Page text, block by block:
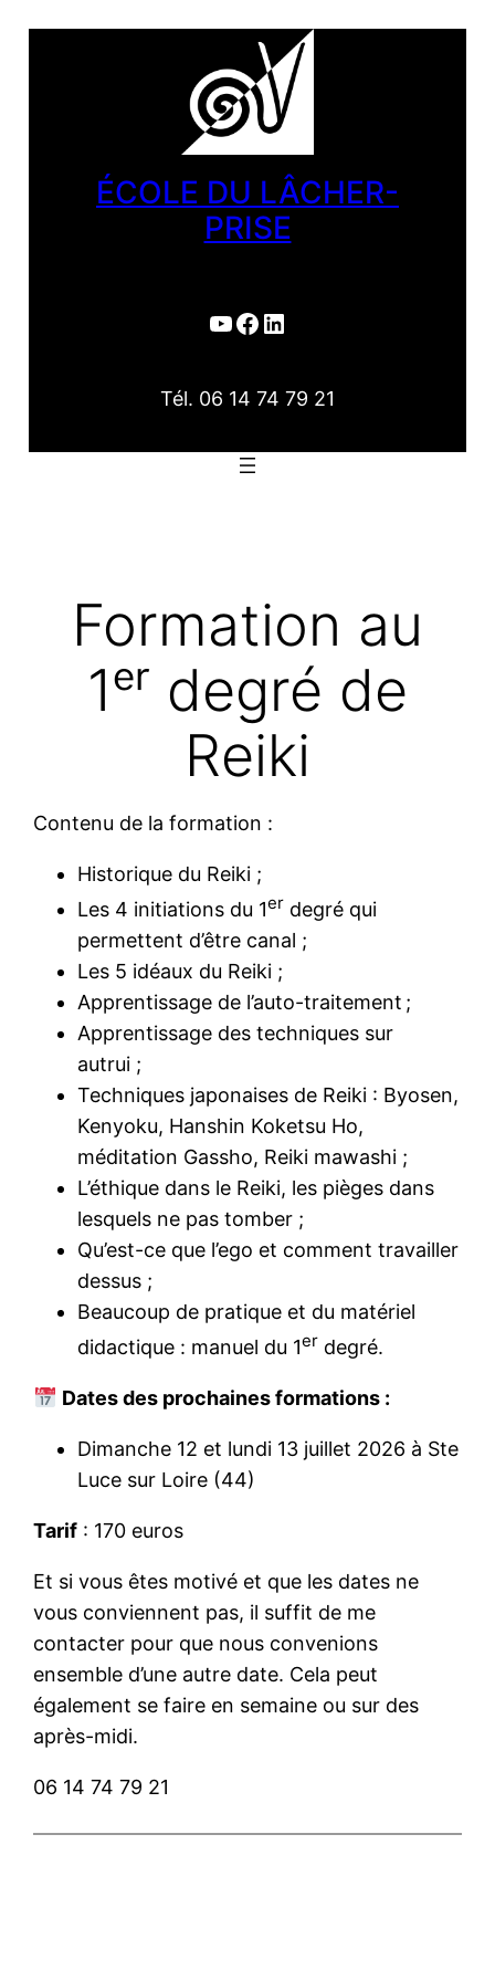
ÉCOLE DU LÂCHER-
PRISE
YouTube
Facebook
LinkedIn
Tél. 06 14 74 79 21
Formation au
1ᵉʳ degré de
Reiki
Contenu de la formation :
Historique du Reiki ;
Les 4 initiations du 1er degré qui
permettent d’être canal ;
Les 5 idéaux du Reiki ;
Apprentissage de l’auto-traitement ;
Apprentissage des techniques sur
autrui ;
Techniques japonaises de Reiki : Byosen,
Kenyoku, Hanshin Koketsu Ho,
méditation Gassho, Reiki mawashi ;
L’éthique dans le Reiki, les pièges dans
lesquels ne pas tomber ;
Qu’est-ce que l’ego et comment travailler
dessus ;
Beaucoup de pratique et du matériel
didactique : manuel du 1er degré.
Dates des prochaines formations :
Dimanche 12 et lundi 13 juillet 2026 à Ste
Luce sur Loire (44)
Tarif : 170 euros
Et si vous êtes motivé et que les dates ne
vous conviennent pas, il suffit de me
contacter pour que nous convenions
ensemble d’une autre date. Cela peut
également se faire en semaine ou sur des
après-midi.
06 14 74 79 21